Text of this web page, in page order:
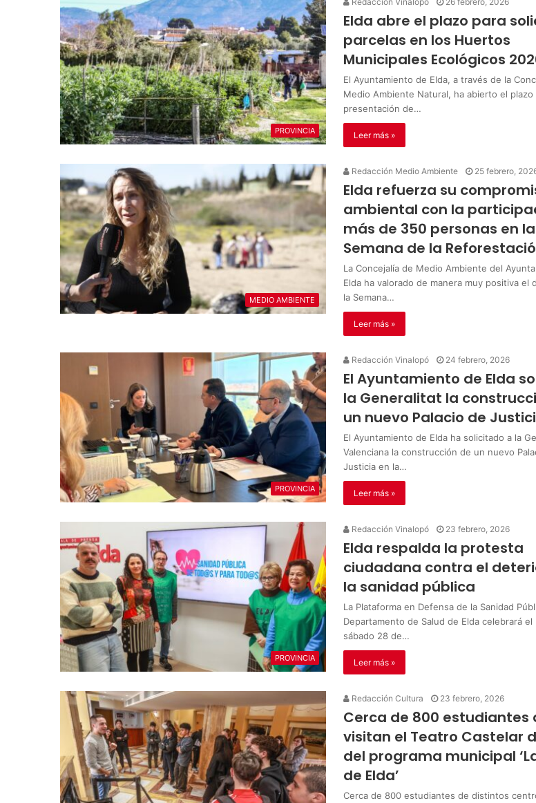
PROVINCIA
Elda abre el plazo para
parcelas en los Huertos
Municipales Ecológicos
El Ayuntamiento de Elda, a través de la
Medio Ambiente Natural, ha abierto el plazo
presentación de…
Leer más »
MEDIO AMBIENTE
Redacción Medio Ambiente 25 febrero,
Elda refuerza su
ambiental con la
más de 350 personas en la
Semana de la
La Concejalía de Medio Ambiente del
Elda ha valorado de manera muy positiva el
la Semana…
Leer más »
PROVINCIA
Redacción Vinalopó 24 febrero, 2026
El Ayuntamiento de Elda
la Generalitat la
un nuevo Palacio de
El Ayuntamiento de Elda ha solicitado a la
Valenciana la construcción de un nuevo
Justicia en la…
Leer más »
PROVINCIA
Redacción Vinalopó 23 febrero, 2026
Elda respalda la protesta
ciudadana contra el
la sanidad pública
La Plataforma en Defensa de la Sanidad
Departamento de Salud de Elda celebrará el
sábado 28 de…
Leer más »
Redacción Cultura 23 febrero, 2026
Cerca de 800 estudiantes
visitan el Teatro Castelar
del programa municipal
de Elda’
Cerca de 800 estudiantes de distintos